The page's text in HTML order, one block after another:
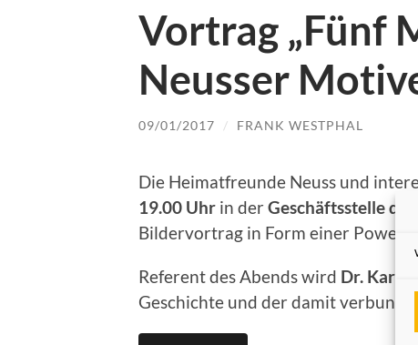
Vortrag „Fünf
Neusser
09/01/2017 / FRANK WESTPHAL
Die Heimatfreunde Neuss und
19.00 Uhr in der Geschäftsstelle
Bildervortrag in Form einer
Referent des Abends wird Dr. Karl
Geschichte und der damit